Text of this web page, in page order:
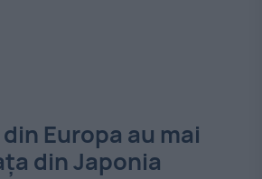
Europa au mai
din Japonia